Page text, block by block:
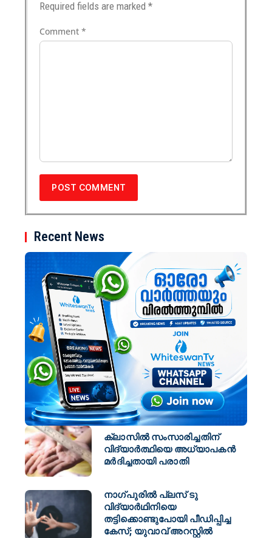
Required fields are marked*
Comment*
Recent News
ക്ലാസിൽ സംസാരിച്ചതിന്
വിദ്യാർത്ഥിയെ അധ്യാപകൻ
മർദിച്ചതായി പരാതി
നാഗ്പുരിൽ പ്ലസ് ടു
വിദ്യാർഥിനിയെ
തട്ടിക്കൊണ്ടുപോയി പീഡിപ്പിച്ച
കേസ്; യുവാവ് അറസ്റ്റിൽ